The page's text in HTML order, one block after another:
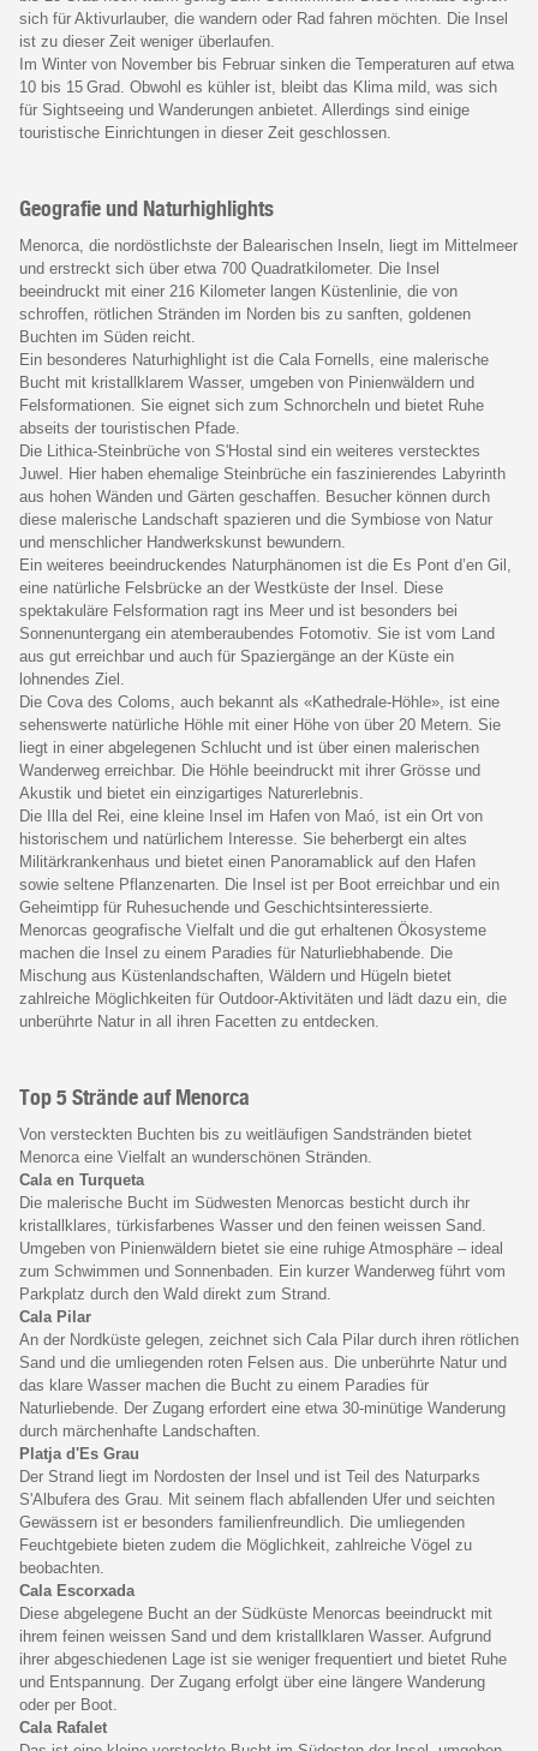
sich für Aktivurlauber, die wandern oder Rad fahren möchten. Die Insel
ist zu dieser Zeit weniger überlaufen.
Im Winter von November bis Februar sinken die Temperaturen auf etwa
10 bis 15 Grad. Obwohl es kühler ist, bleibt das Klima mild, was sich
für Sightseeing und Wanderungen anbietet. Allerdings sind einige
touristische Einrichtungen in dieser Zeit geschlossen.
Geografie und Naturhighlights
Menorca, die nordöstlichste der Balearischen Inseln, liegt im Mittelmeer
und erstreckt sich über etwa 700 Quadratkilometer. Die Insel
beeindruckt mit einer 216 Kilometer langen Küstenlinie, die von
schroffen, rötlichen Stränden im Norden bis zu sanften, goldenen
Buchten im Süden reicht.
Ein besonderes Naturhighlight ist die Cala Fornells, eine malerische
Bucht mit kristallklarem Wasser, umgeben von Pinienwäldern und
Felsformationen. Sie eignet sich zum Schnorcheln und bietet Ruhe
abseits der touristischen Pfade.
Die Lithica-Steinbrüche von S'Hostal sind ein weiteres verstecktes
Juwel. Hier haben ehemalige Steinbrüche ein faszinierendes Labyrinth
aus hohen Wänden und Gärten geschaffen. Besucher können durch
diese malerische Landschaft spazieren und die Symbiose von Natur
und menschlicher Handwerkskunst bewundern.
Ein weiteres beeindruckendes Naturphänomen ist die Es Pont d’en Gil,
eine natürliche Felsbrücke an der Westküste der Insel. Diese
spektakuläre Felsformation ragt ins Meer und ist besonders bei
Sonnenuntergang ein atemberaubendes Fotomotiv. Sie ist vom Land
aus gut erreichbar und auch für Spaziergänge an der Küste ein
lohnendes Ziel.
Die Cova des Coloms, auch bekannt als «Kathedrale-Höhle», ist eine
sehenswerte natürliche Höhle mit einer Höhe von über 20 Metern. Sie
liegt in einer abgelegenen Schlucht und ist über einen malerischen
Wanderweg erreichbar. Die Höhle beeindruckt mit ihrer Grösse und
Akustik und bietet ein einzigartiges Naturerlebnis.
Die Illa del Rei, eine kleine Insel im Hafen von Maó, ist ein Ort von
historischem und natürlichem Interesse. Sie beherbergt ein altes
Militärkrankenhaus und bietet einen Panoramablick auf den Hafen
sowie seltene Pflanzenarten. Die Insel ist per Boot erreichbar und ein
Geheimtipp für Ruhesuchende und Geschichtsinteressierte.
Menorcas geografische Vielfalt und die gut erhaltenen Ökosysteme
machen die Insel zu einem Paradies für Naturliebhabende. Die
Mischung aus Küstenlandschaften, Wäldern und Hügeln bietet
zahlreiche Möglichkeiten für Outdoor-Aktivitäten und lädt dazu ein, die
unberührte Natur in all ihren Facetten zu entdecken.
Top 5 Strände auf Menorca
Von versteckten Buchten bis zu weitläufigen Sandstränden bietet
Menorca eine Vielfalt an wunderschönen Stränden.
Cala en Turqueta
Die malerische Bucht im Südwesten Menorcas besticht durch ihr
kristallklares, türkisfarbenes Wasser und den feinen weissen Sand.
Umgeben von Pinienwäldern bietet sie eine ruhige Atmosphäre – ideal
zum Schwimmen und Sonnenbaden. Ein kurzer Wanderweg führt vom
Parkplatz durch den Wald direkt zum Strand.
Cala Pilar
An der Nordküste gelegen, zeichnet sich Cala Pilar durch ihren rötlichen
Sand und die umliegenden roten Felsen aus. Die unberührte Natur und
das klare Wasser machen die Bucht zu einem Paradies für
Naturliebende. Der Zugang erfordert eine etwa 30-minütige Wanderung
durch märchenhafte Landschaften.
Platja d'Es Grau
Der Strand liegt im Nordosten der Insel und ist Teil des Naturparks
S'Albufera des Grau. Mit seinem flach abfallenden Ufer und seichten
Gewässern ist er besonders familienfreundlich. Die umliegenden
Feuchtgebiete bieten zudem die Möglichkeit, zahlreiche Vögel zu
beobachten.
Cala Escorxada
Diese abgelegene Bucht an der Südküste Menorcas beeindruckt mit
ihrem feinen weissen Sand und dem kristallklaren Wasser. Aufgrund
ihrer abgeschiedenen Lage ist sie weniger frequentiert und bietet Ruhe
und Entspannung. Der Zugang erfolgt über eine längere Wanderung
oder per Boot.
Cala Rafalet